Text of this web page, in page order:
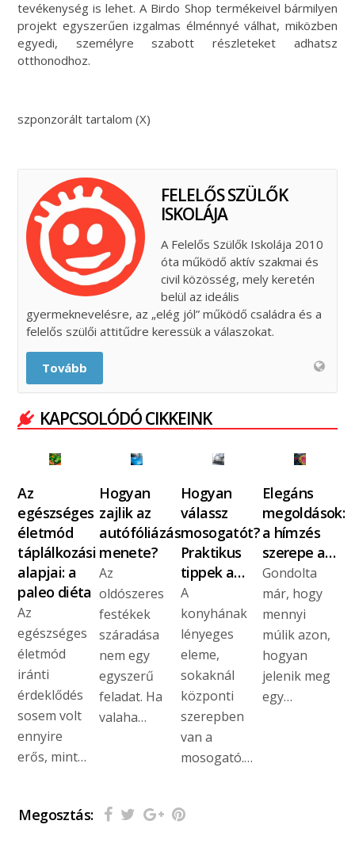
tevékenység is lehet. A Birdo Shop termékeivel bármilyen
projekt egyszerűen izgalmas élménnyé válhat, miközben
egyedi, személyre szabott részleteket adhatsz
otthonodhoz.
szponzorált tartalom (X)
FELELŐS SZÜLŐK
ISKOLÁJA
A Felelős Szülők Iskolája 2010
óta működő aktív szakmai és
civil közösség, mely keretén
belül az ideális
gyermeknevelésre, az „elég jól” működő családra és a
felelős szülői attitűdre keressük a válaszokat.
Tovább
KAPCSOLÓDÓ CIKKEINK
Az
egészséges
életmód
táplálkozási
alapjai: a
paleo diéta
Az
egészséges
életmód
iránti
érdeklődés
sosem volt
ennyire
erős, mint…
Hogyan
zajlik az
autófóliázás
menete?
Az
oldószeres
festékek
száradása
nem egy
egyszerű
feladat. Ha
valaha…
Hogyan
válassz
mosogatót?
Praktikus
tippek a…
A
konyhának
lényeges
eleme,
sokaknál
központi
szerepben
van a
mosogató.…
Elegáns
megoldások:
a hímzés
szerepe a…
Gondolta
már, hogy
mennyi
múlik azon,
hogyan
jelenik meg
egy…
Megosztás: